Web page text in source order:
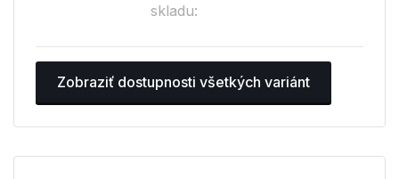
skladu:
Zobraziť dostupnosti všetkých variánt